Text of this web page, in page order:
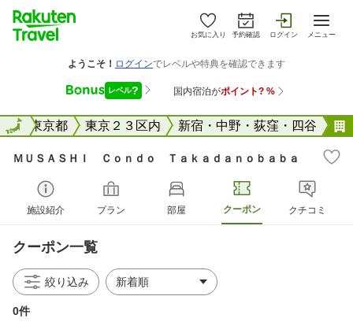
お気に入り 予約確認 ログイン メニュー
全国東京都 東京２３区内 新宿・中野・荻窪・四谷
全国
ＭＵＳＡＳＨＩ Ｃｏｎｄｏ Ｔａｋａｄａｎｏｂａｂａ
施設紹介 プラン 部屋 クーポン クチコミ
クーポン一覧
絞り込み
0件